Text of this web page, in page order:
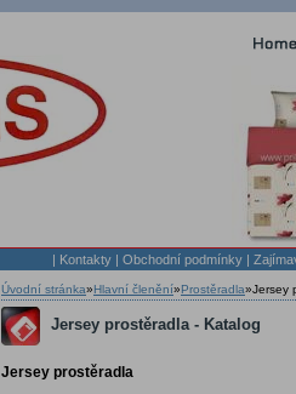
| Kontakty | Obchodní podmínky |
Úvodní stránka»Hlavní členění»Prostěradla»Jersey
Jersey prostěradla - Katalog
Jersey prostěradla